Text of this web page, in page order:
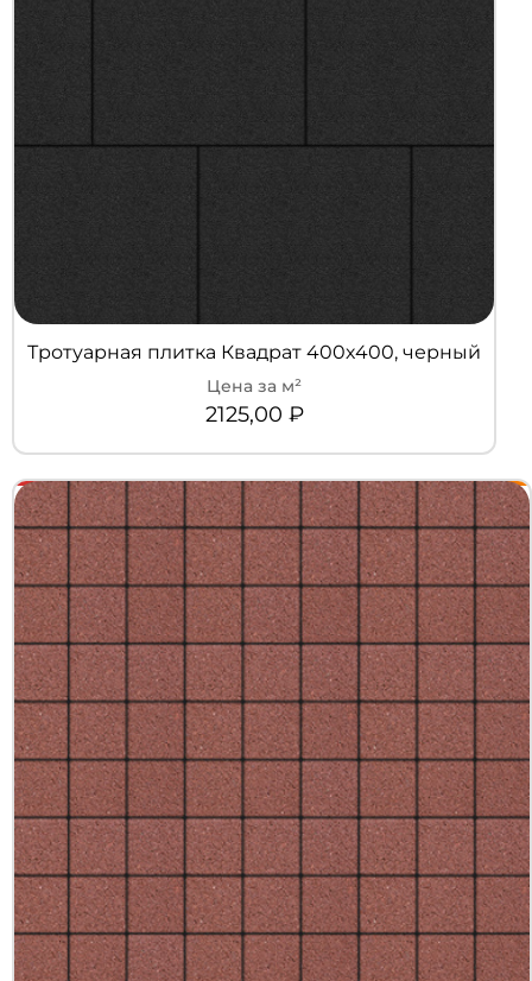
+7 (3452) 600-302
Телефон
zakaz@kedr.agency
E-mail
г. Тюмень,
Тротуарная плитка Квадрат 400х400, черный
2125,00 ₽